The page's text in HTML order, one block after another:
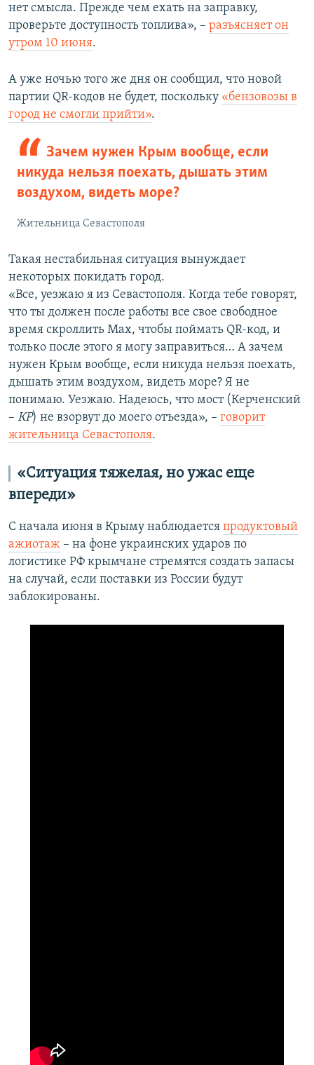
нет смысла. Прежде чем ехать на заправку,
проверьте доступность топлива», – разъясняет он
утром 10 июня.
А уже ночью того же дня он сообщил, что новой
партии QR-кодов не будет, поскольку «бензовозы в
город не смогли прийти».
Зачем нужен Крым вообще, если
никуда нельзя поехать, дышать этим
воздухом, видеть море?
Жительница Севастополя
Такая нестабильная ситуация вынуждает
некоторых покидать город.
«Все, уезжаю я из Севастополя. Когда тебе говорят,
что ты должен после работы все свое свободное
время скроллить Max, чтобы поймать QR-код, и
только после этого я могу заправиться… А зачем
нужен Крым вообще, если никуда нельзя поехать,
дышать этим воздухом, видеть море? Я не
понимаю. Уезжаю. Надеюсь, что мост (Керченский
– КР) не взорвут до моего отъезда», – говорит
жительница Севастополя.
«Ситуация тяжелая, но ужас еще
впереди»
С начала июня в Крыму наблюдается продуктовый
ажиотаж – на фоне украинских ударов по
логистике РФ крымчане стремятся создать запасы
на случай, если поставки из России будут
заблокированы.